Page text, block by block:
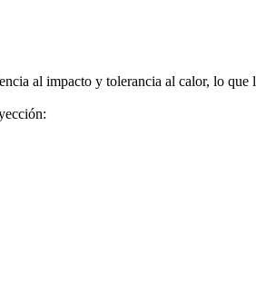
al impacto y tolerancia al calor, lo que